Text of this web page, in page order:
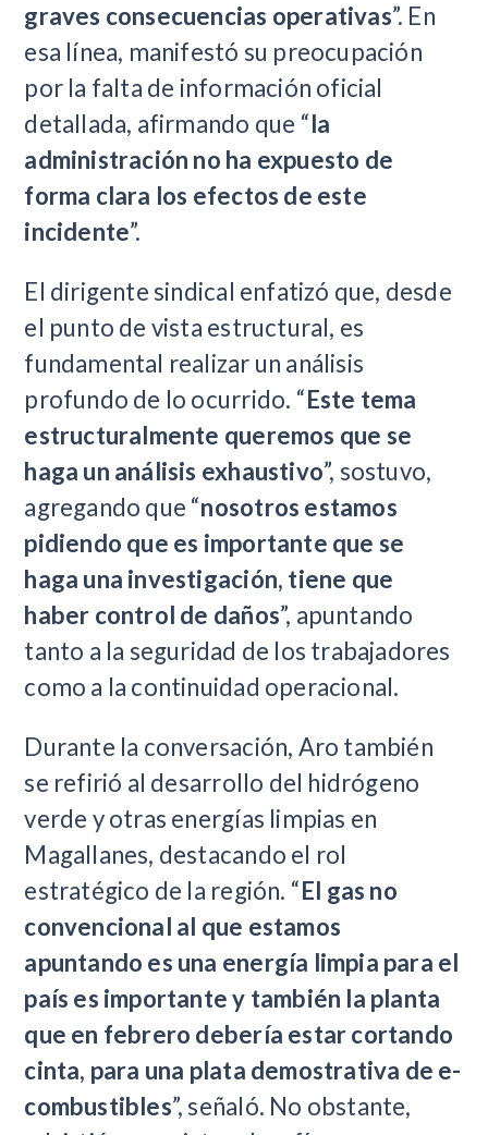
graves consecuencias operativas”. En
esa línea, manifestó su preocupación
por la falta de información oficial
detallada, afirmando que “la
administración no ha expuesto de
forma clara los efectos de este
incidente”.
El dirigente sindical enfatizó que, desde
el punto de vista estructural, es
fundamental realizar un análisis
profundo de lo ocurrido. “Este tema
estructuralmente queremos que se
haga un análisis exhaustivo”, sostuvo,
agregando que “nosotros estamos
pidiendo que es importante que se
haga una investigación, tiene que
haber control de daños”, apuntando
tanto a la seguridad de los trabajadores
como a la continuidad operacional.
Durante la conversación, Aro también
se refirió al desarrollo del hidrógeno
verde y otras energías limpias en
Magallanes, destacando el rol
estratégico de la región. “El gas no
convencional al que estamos
apuntando es una energía limpia para el
país es importante y también la planta
que en febrero debería estar cortando
cinta, para una plata demostrativa de e-
combustibles”, señaló. No obstante,